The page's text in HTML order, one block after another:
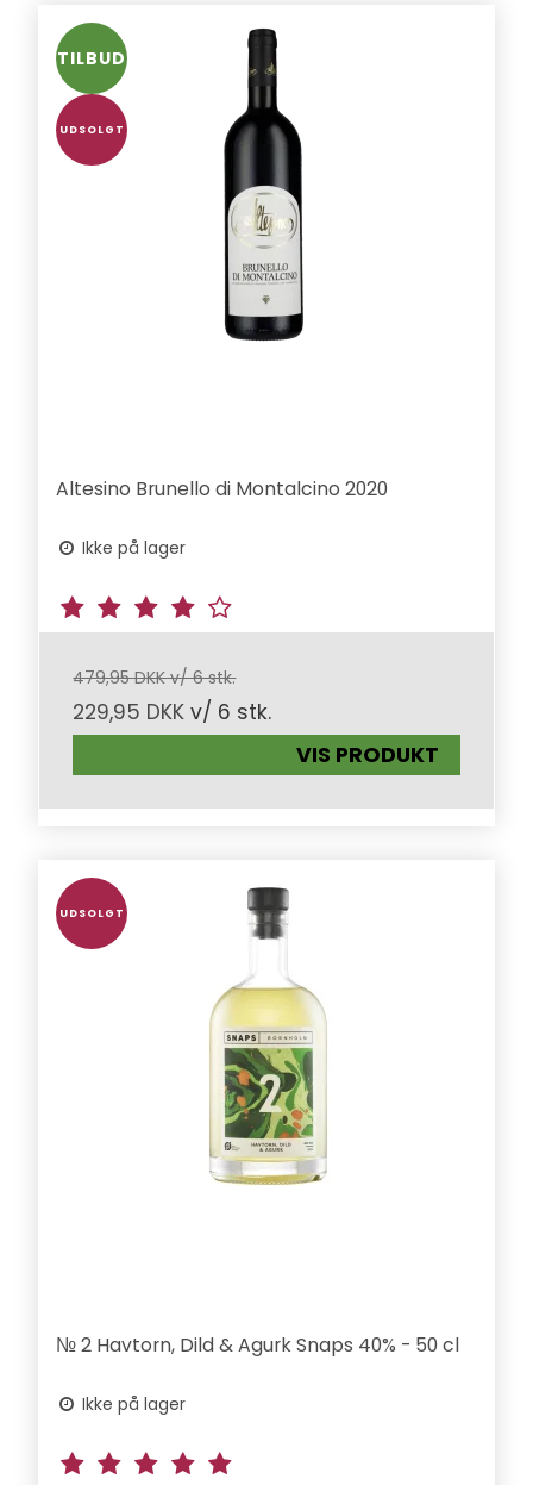
TILBUD
UDSOLGT
Altesino Brunello di Montalcino 2020
Ikke på lager
479,95 DKK v/ 6 stk.
229,95 DKK v/ 6 stk.
VIS PRODUKT
UDSOLGT
№ 2 Havtorn, Dild & Agurk Snaps 40% - 50 cl
Ikke på lager